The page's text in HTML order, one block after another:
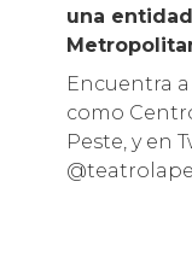
una
Encuentra
como
Peste, y en